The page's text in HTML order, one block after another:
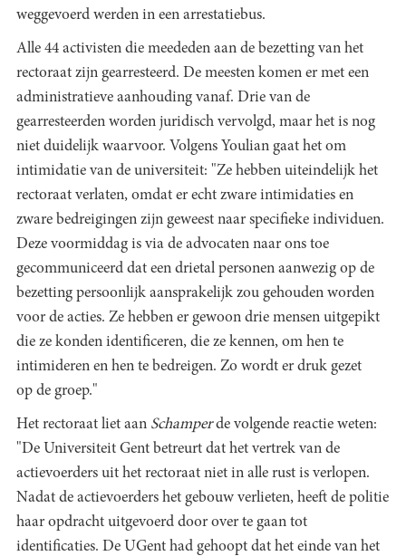
weggevoerd werden in een arrestatiebus.
Alle 44 activisten die meededen aan de bezetting van het
rectoraat zijn gearresteerd. De meesten komen er met een
administratieve aanhouding vanaf. Drie van de
gearresteerden worden juridisch vervolgd, maar het is nog
niet duidelijk waarvoor. Volgens Youlian gaat het om
intimidatie van de universiteit: "Ze hebben uiteindelijk het
rectoraat verlaten, omdat er echt zware intimidaties en
zware bedreigingen zijn geweest naar specifieke individuen.
Deze voormiddag is via de advocaten naar ons toe
gecommuniceerd dat een drietal personen aanwezig op de
bezetting persoonlijk aansprakelijk zou gehouden worden
voor de acties. Ze hebben er gewoon drie mensen uitgepikt
die ze konden identificeren, die ze kennen, om hen te
intimideren en hen te bedreigen. Zo wordt er druk gezet
op de groep."
Het rectoraat liet aan Schamperde volgende reactie weten:
"De Universiteit Gent betreurt dat het vertrek van de
actievoerders uit het rectoraat niet in alle rust is verlopen.
Nadat de actievoerders het gebouw verlieten, heeft de politie
haar opdracht uitgevoerd door over te gaan tot
identificaties. De UGent had gehoopt dat het einde van het